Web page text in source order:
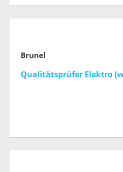
Brunel
Qualitätsprüfer Elektro